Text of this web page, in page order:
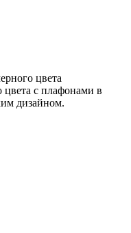
цвета
цвета с плафонами в
дизайном.